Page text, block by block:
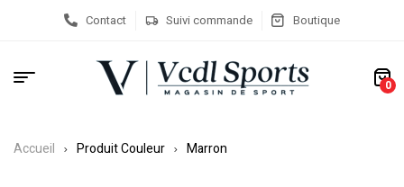
Contact Suivi commande Boutique
0
Accueil Produit Couleur Marron